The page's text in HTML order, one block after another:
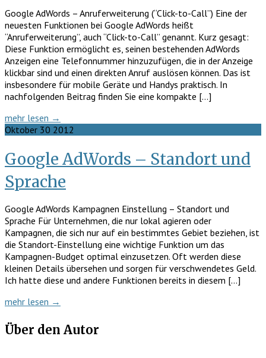
Google AdWords – Anruferweiterung (“Click-to-Call”) Eine der
neuesten Funktionen bei Google AdWords heißt
“Anruferweiterung”, auch “Click-to-Call” genannt. Kurz gesagt:
Diese Funktion ermöglicht es, seinen bestehenden AdWords
Anzeigen eine Telefonnummer hinzuzufügen, die in der Anzeige
klickbar sind und einen direkten Anruf auslösen können. Das ist
insbesondere für mobile Geräte und Handys praktisch. In
nachfolgenden Beitrag finden Sie eine kompakte […]
mehr lesen →
Oktober 30 2012
Google AdWords – Standort und
Sprache
Google AdWords Kampagnen Einstellung – Standort und
Sprache Für Unternehmen, die nur lokal agieren oder
Kampagnen, die sich nur auf ein bestimmtes Gebiet beziehen, ist
die Standort-Einstellung eine wichtige Funktion um das
Kampagnen-Budget optimal einzusetzen. Oft werden diese
kleinen Details übersehen und sorgen für verschwendetes Geld.
Ich hatte diese und andere Funktionen bereits in diesem […]
mehr lesen →
Über den Autor